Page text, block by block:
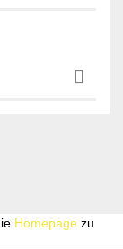
Homepage zu